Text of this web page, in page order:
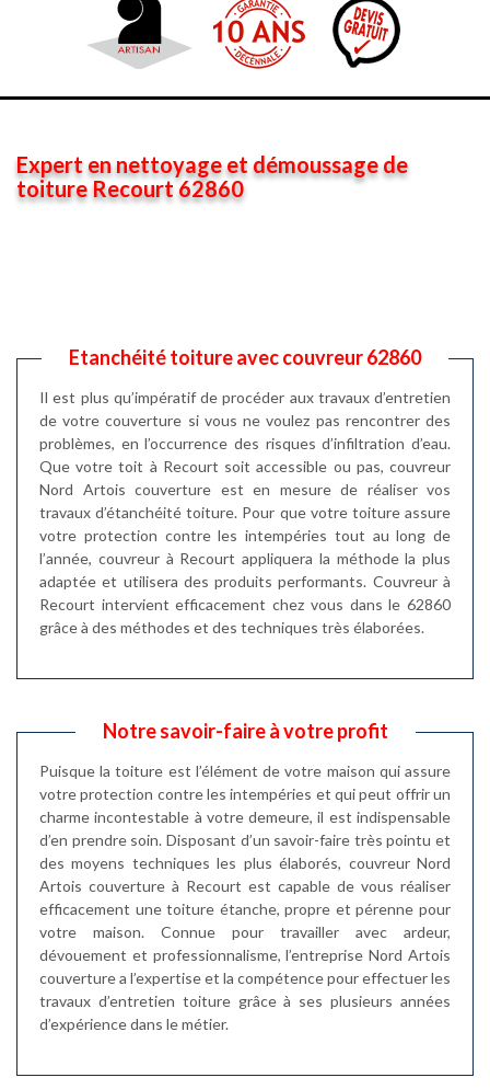
Expert en nettoyage et démoussage de
toiture Recourt 62860
Etanchéité toiture avec couvreur 62860
Il est plus qu’impératif de procéder aux travaux d’entretien
de votre couverture si vous ne voulez pas rencontrer des
problèmes, en l’occurrence des risques d’infiltration d’eau.
Que votre toit à Recourt soit accessible ou pas, couvreur
Nord Artois couverture est en mesure de réaliser vos
travaux d’étanchéité toiture. Pour que votre toiture assure
votre protection contre les intempéries tout au long de
l’année, couvreur à Recourt appliquera la méthode la plus
adaptée et utilisera des produits performants. Couvreur à
Recourt intervient efficacement chez vous dans le 62860
grâce à des méthodes et des techniques très élaborées.
Notre savoir-faire à votre profit
Puisque la toiture est l’élément de votre maison qui assure
votre protection contre les intempéries et qui peut offrir un
charme incontestable à votre demeure, il est indispensable
d’en prendre soin. Disposant d’un savoir-faire très pointu et
des moyens techniques les plus élaborés, couvreur Nord
Artois couverture à Recourt est capable de vous réaliser
efficacement une toiture étanche, propre et pérenne pour
votre maison. Connue pour travailler avec ardeur,
dévouement et professionnalisme, l’entreprise Nord Artois
couverture a l’expertise et la compétence pour effectuer les
travaux d’entretien toiture grâce à ses plusieurs années
d’expérience dans le métier.